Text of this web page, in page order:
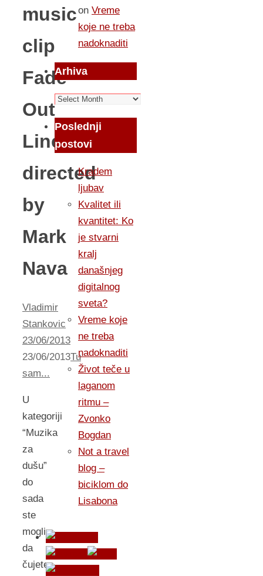
music
clip
Fade
Out
Line
directed
by
Mark
Nava
Vladimir
Stankovic
23/06/2013
23/06/2013Tu
sam...
U
kategoriji
“Muzika
za
dušu”
do
sada
ste
mogli
da
čujete
on Vreme
koje ne treba
nadoknaditi
Arhiva
Arhiva
Poslednji
postovi
Kradem
ljubav
Kvalitet ili
kvantitet: Ko
je stvarni
kralj
današnjeg
digitalnog
sveta?
Vreme koje
ne treba
nadoknaditi
Život teče u
laganom
ritmu –
Zvonko
Bogdan
Not a travel
blog –
biciklom do
Lisabona